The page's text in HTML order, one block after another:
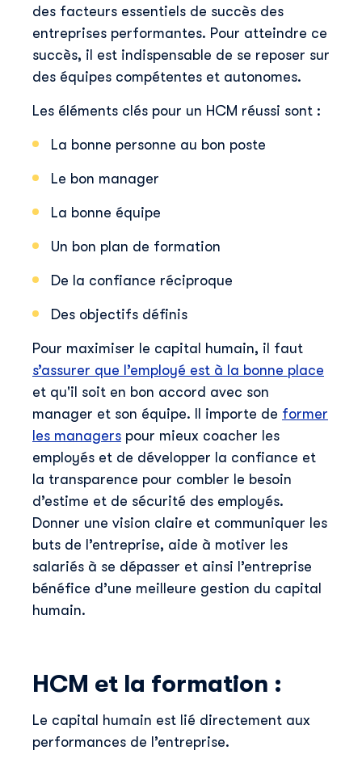
Découvrir Skillup
Nom*
E-mail professionnel*
Téléphone*
Skillup utilise vos informations pour vous fournir du
contenu pertinent sur nos produits et services. Vous
pouvez vous désinscrire à tout moment. Pour plus de
détails, consultez notrepolitique de confidentialité.
des facteurs essentiels de succès des
entreprises performantes. Pour atteindre ce
succès, il est indispensable de se reposer sur
des équipes compétentes et autonomes.
Les éléments clés pour un HCM réussi sont :
La bonne personne au bon poste
Le bon manager
La bonne équipe
Un bon plan de formation
De la confiance réciproque
Des objectifs définis
Pour maximiser le capital humain, il faut
s’assurer que l’employé est à la bonne place
et qu'il soit en bon accord avec son
manager et son équipe. Il importe de former
les managers pour mieux coacher les
employés et de développer la confiance et
la transparence pour combler le besoin
d’estime et de sécurité des employés.
Donner une vision claire et communiquer les
buts de l’entreprise, aide à motiver les
salariés à se dépasser et ainsi l’entreprise
bénéfice d’une meilleure gestion du capital
humain.
HCM et la formation :
Le capital humain est lié directement aux
performances de l’entreprise.